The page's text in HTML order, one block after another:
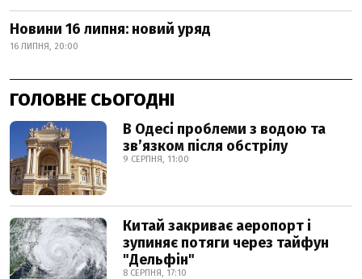
Новини 16 липня: новий уряд
16 ЛИПНЯ, 20:00
ГОЛОВНЕ СЬОГОДНІ
В Одесі проблеми з водою та
звʼязком після обстрілу
9 СЕРПНЯ, 11:00
Китай закриває аеропорт і
зупиняє потяги через тайфун
"Дельфін"
8 СЕРПНЯ, 17:10